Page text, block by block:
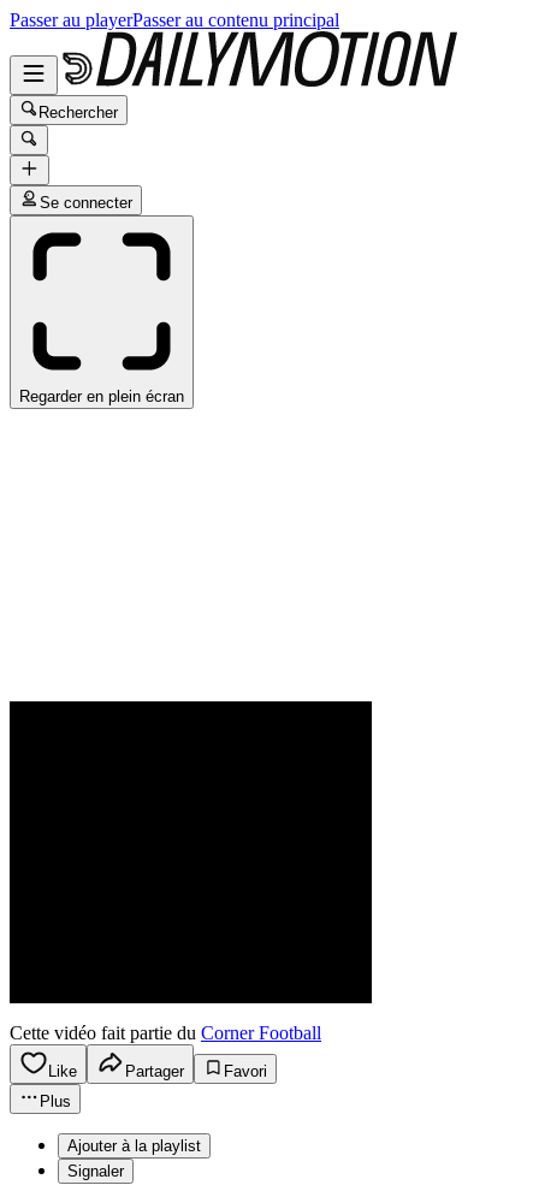
Passer au playerPasser au contenu principal
Rechercher
Se connecter
Regarder en plein écran
Cette vidéo fait partie du Corner Football
Like Partager
Favori
Plus
Ajouter à la playlist
Signaler